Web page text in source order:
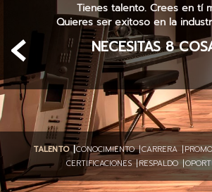
vLearn
vTalk
vKonnect
vKontact
Tienes talento. Crees en tí
Quieres ser exitoso en la
NECESITAS 8
‹
TALENTO CONOCIMIENTO CARRERA
CERTIFICACIONES RESPALDO